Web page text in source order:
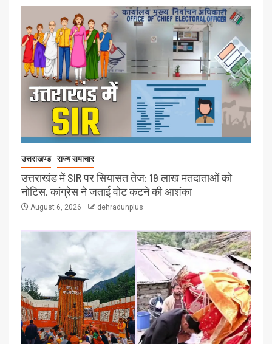
उत्तराखण्ड राज्य समाचार
उत्तराखंड में SIR पर सियासत तेज: 19 लाख मतदाताओं को
नोटिस, कांग्रेस ने जताई वोट कटने की आशंका
August 6, 2026 dehradunplus